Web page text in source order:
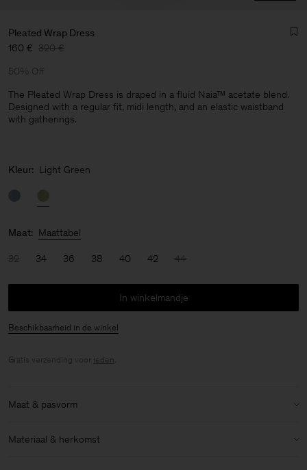
Pleated Wrap Dress
160 € 320 €
50% Off
The Pleated Wrap Dress is draped in a fluid Naia™ acetate blend.
Designed with a regular fit, midi length, and an elastic waistband
with gatherings.
Kleur: Light Green
Maat: Maattabel
32 34 36 38 40 42 44
In winkelmandje
Beschikbaarheid in de winkel
Gratis verzending voor leden .
Maat & pasvorm
Model:
Het model is 175cm / 5'9 lang en draagt maat 36 / S
Materiaal & herkomst